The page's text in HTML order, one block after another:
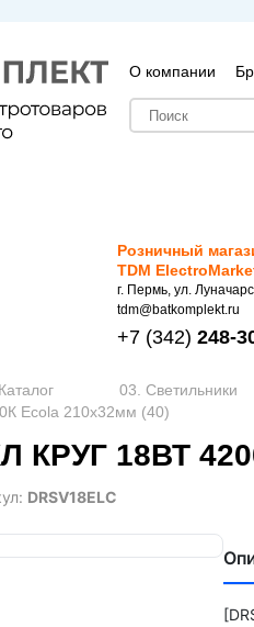
О компании
Розничный
TDM
г. Пермь, ул.
tdm@batkomplekt.ru
+7 (342) 248-
Каталог
03. Светильники
Ecola 210x32мм (40)
КРУГ 18ВТ
DRSV18ELC